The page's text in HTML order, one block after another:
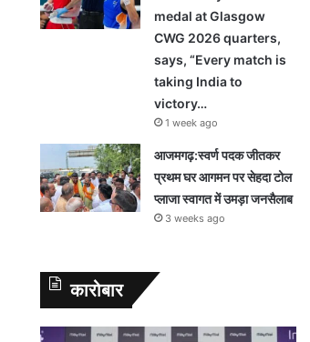
medal at Glasgow
CWG 2026 quarters,
says, “Every match is
taking India to
victory…
1 week ago
आजमगढ़:स्वर्ण पदक जीतकर
प्रथम घर आगमन पर सेहदा टोल
प्लाजा स्वागत में उमड़ा जनसैलाब
3 weeks ago
कारोबार